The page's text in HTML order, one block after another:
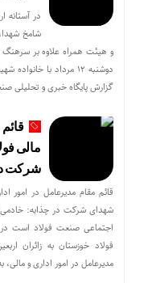
در آستانه
شامخ
و هیئت همراه علاوه بر سرهنگ
دوشنبه ۱۲ مرداد با
گزارش پایگاه خبری و تحلیلی
مالی
شرکت در
قائم مقام مدیرعامل در امور
شهدای شرکت در چذابه: خادمی
اجتماعی صنعت فولاد است
فولاد خوزستان به زائران
مدیرعامل در امور اداری و